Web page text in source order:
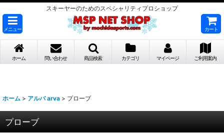
スキーヤーのためのスペシャリティプロショップ
メニュー カート
ホーム 問い合わせ 商品検索 カテゴリ マイページ ご利用案内
ホーム > アルバ arva > プローブ
プローブ